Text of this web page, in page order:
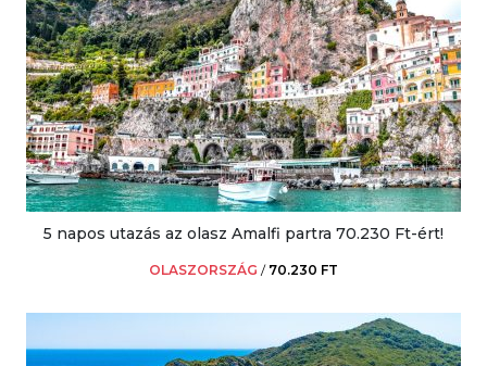
5 napos utazás az olasz Amalfi partra 70.230 Ft-ért!
OLASZORSZÁG / 70.230 FT